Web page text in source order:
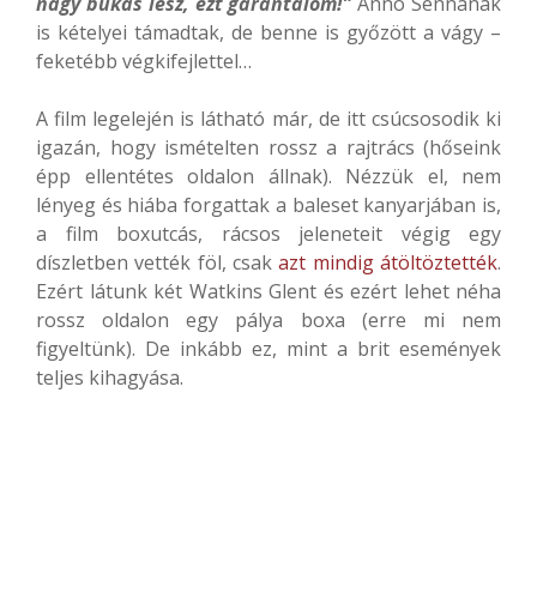
is kételyei támadtak, de benne is győzött a vágy –
feketébb végkifejlettel…
A film legelején is látható már, de itt csúcsosodik ki
igazán, hogy ismételten rossz a rajtrács (hőseink
épp ellentétes oldalon állnak). Nézzük el, nem
lényeg és hiába forgattak a baleset kanyarjában is,
a film boxutcás, rácsos jeleneteit végig egy
díszletben vették föl, csakazt mindig átöltöztették.
Ezért látunk két Watkins Glent és ezért lehet néha
rossz oldalon egy pálya boxa (erre mi nem
figyeltünk). De inkább ez, mint a brit események
teljes kihagyása.